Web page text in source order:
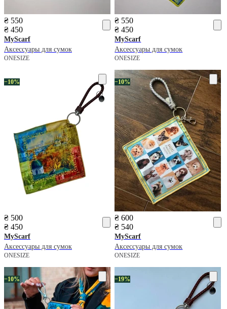
₴ 550
₴ 450
MyScarf
Аксессуары для сумок
ONESIZE
₴ 550
₴ 450
MyScarf
Аксессуары для сумок
ONESIZE
−10%
₴ 500
₴ 450
MyScarf
Аксессуары для сумок
ONESIZE
−10%
₴ 600
₴ 540
MyScarf
Аксессуары для сумок
ONESIZE
−10% −19%